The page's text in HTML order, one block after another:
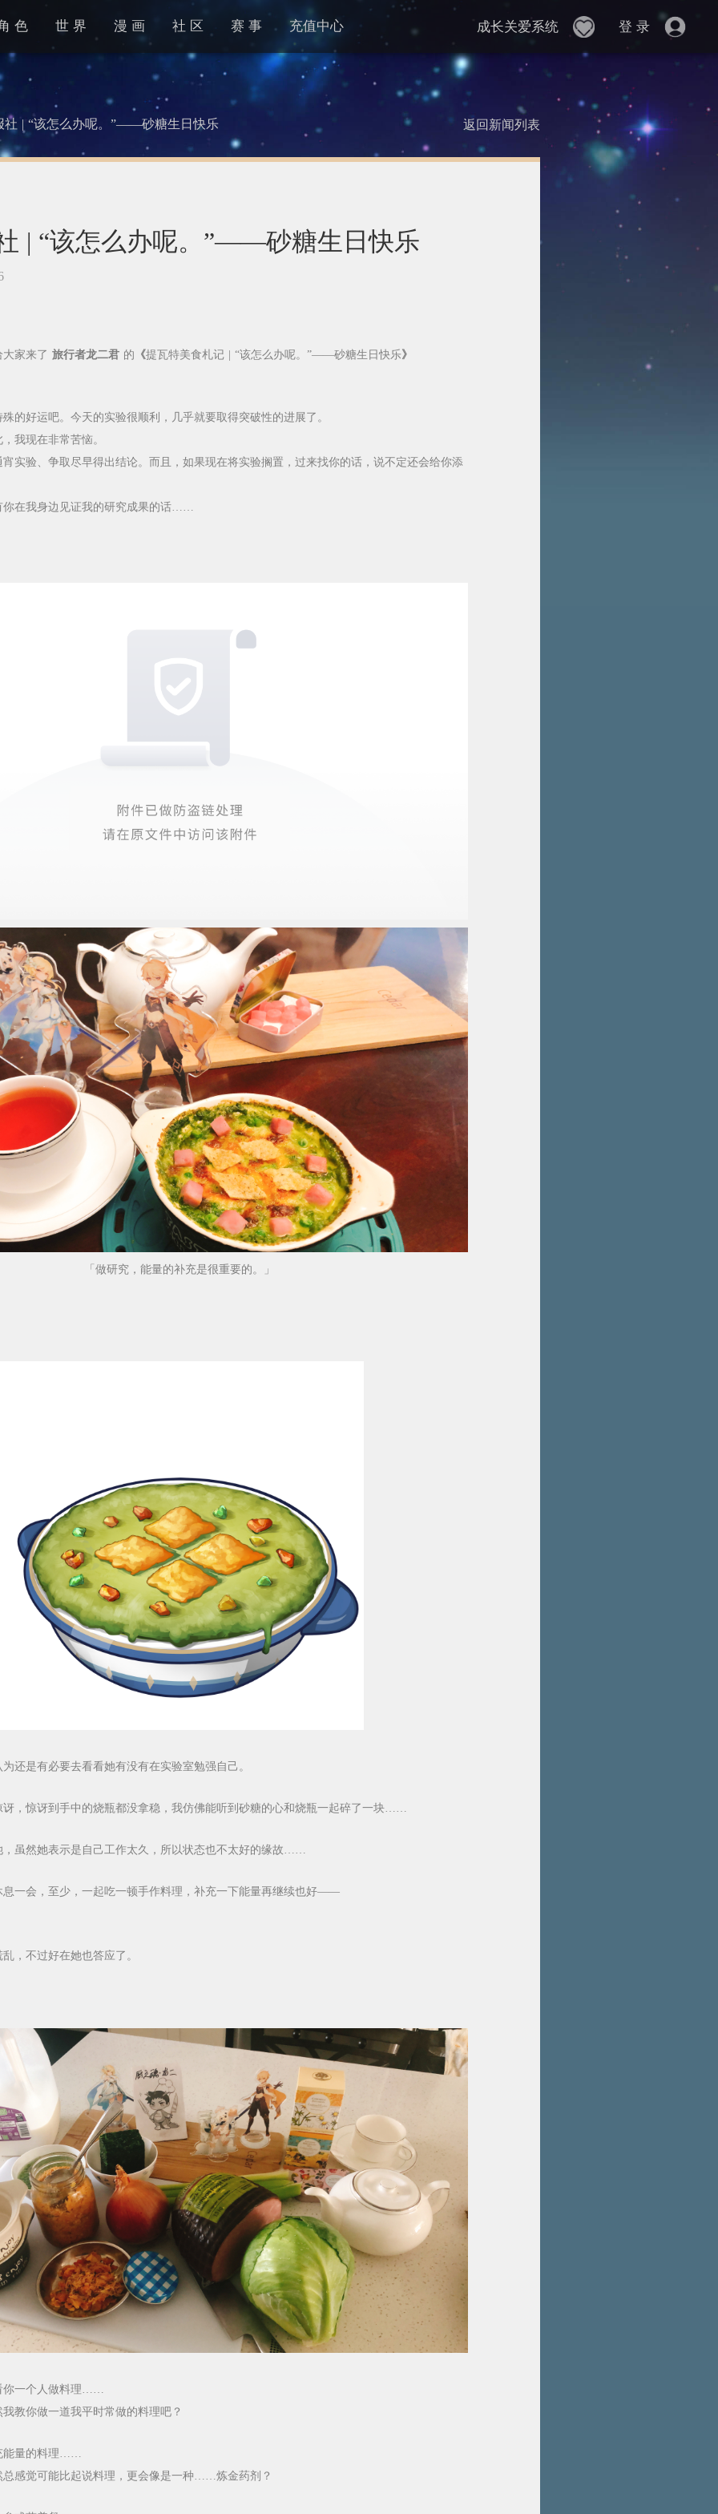
色 世 界 漫 画 社 区 赛 事 充值中心 成长关爱系统 登 录
社 | “该怎么办呢。”——砂糖生日快乐 返回新闻列表
| “该怎么办呢。”——砂糖生日快乐
大家来了 旅行者龙二君 的 《提瓦特美食札记 | “该怎么办呢。”——砂糖生日快乐》
的好运吧。今天的实验很顺利，几乎就要取得突破性的进展了。
我现在非常苦恼。
实验、争取尽早得出结论。而且，如果现在将实验搁置，过来找你的话，说不定还会给你添
你在我身边见证我的研究成果的话……
「做研究，能量的补充是很重要的。」
还是有必要去看看她有没有在实验室勉强自己。
讶，惊讶到手中的烧瓶都没拿稳，我仿佛能听到砂糖的心和烧瓶一起碎了一块……
，虽然她表示是自己工作太久，所以状态也不太好的缘故……
息一会，至少，一起吃一顿手作料理，补充一下能量再继续也好——
，不过好在她也答应了。
你一个人做料理……
教你做一道我平时常做的料理吧？
能量的料理……
总感觉可能比起说料理，更会像是一种……炼金药剂？